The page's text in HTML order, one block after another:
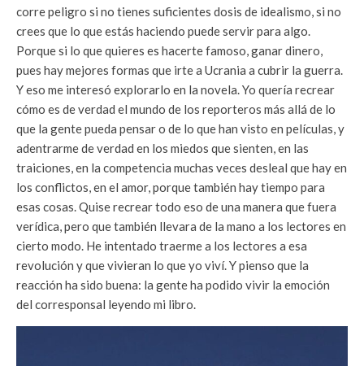
corre peligro si no tienes suficientes dosis de idealismo, si no
crees que lo que estás haciendo puede servir para algo.
Porque si lo que quieres es hacerte famoso, ganar dinero,
pues hay mejores formas que irte a Ucrania a cubrir la guerra.
Y eso me interesó explorarlo en la novela. Yo quería recrear
cómo es de verdad el mundo de los reporteros más allá de lo
que la gente pueda pensar o de lo que han visto en películas, y
adentrarme de verdad en los miedos que sienten, en las
traiciones, en la competencia muchas veces desleal que hay en
los conflictos, en el amor, porque también hay tiempo para
esas cosas. Quise recrear todo eso de una manera que fuera
verídica, pero que también llevara de la mano a los lectores en
cierto modo. He intentado traerme a los lectores a esa
revolución y que vivieran lo que yo viví. Y pienso que la
reacción ha sido buena: la gente ha podido vivir la emoción
del corresponsal leyendo mi libro.